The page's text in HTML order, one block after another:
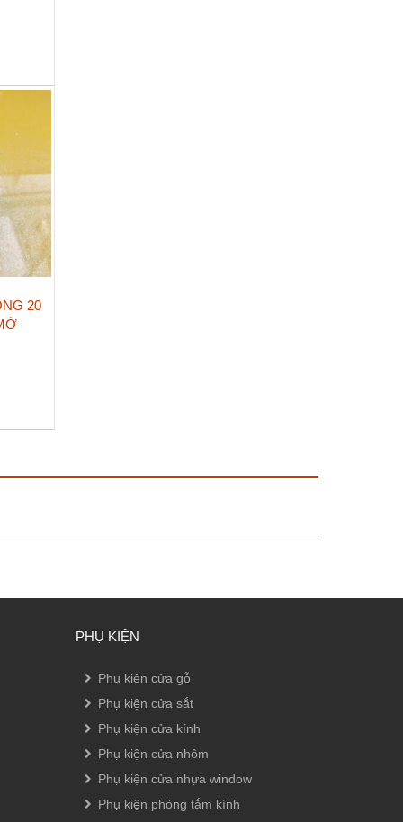
20
PHỤ KIỆN
Phụ kiện cửa gỗ
Phụ kiện cửa sắt
Phụ kiện cửa kính
Phụ kiện cửa nhôm
Phụ kiện cửa nhựa window
Phụ kiện phòng tắm kính